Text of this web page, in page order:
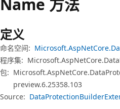
定义
命名空间:
程序集:
包:
preview.6.25358.103
Source: